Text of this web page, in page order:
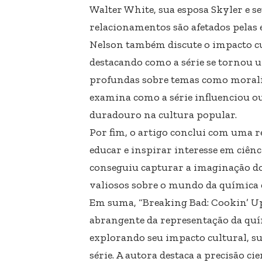
Walter White, sua esposa Skyler e
relacionamentos são afetados pelas
Nelson também discute o impacto
destacando como a série se tornou
profundas sobre temas como
examina como a série influenciou
duradouro na cultura popular.
Por fim, o artigo conclui com uma
educar e inspirar interesse em
conseguiu capturar a imaginação
valiosos sobre o mundo da química
Em suma, “Breaking Bad: Cookin’
abrangente da representação da
explorando seu impacto cultural,
série. A autora destaca a precisão